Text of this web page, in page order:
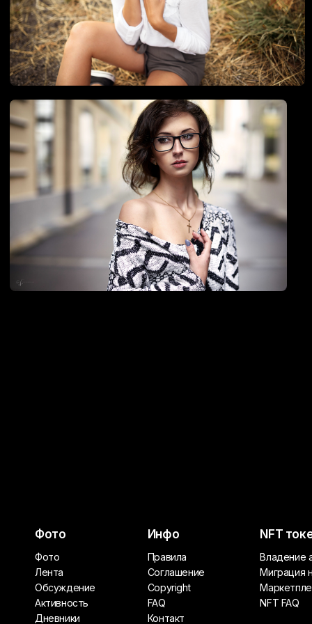
Фото
Фото
Лента
Обсуждение
Активность
Дневники
Инфо
Правила
Соглашение
Copyright
FAQ
Контакт
NFT
Владение
Миграция
NFT FAQ